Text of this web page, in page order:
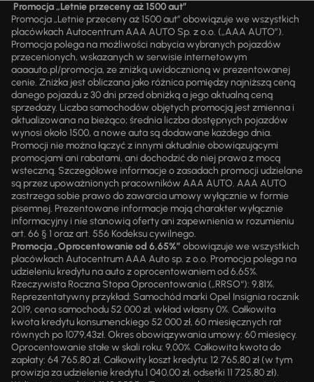
Promocja „Letnie przeceny aż 1500 aut”
Promocja „Letnie przeceny aż 1500 aut” obowiązuje we wszystkich
placówkach Autocentrum AAA AUTO Sp. z o.o. („AAA AUTO”).
Promocja polega na możliwości nabycia wybranych pojazdów
przecenionych, wskazanych w serwisie internetowym
aaaauto.pl/promocja, ze zniżką uwidocznioną w prezentowanej
cenie. Zniżka jest obliczana jako różnica pomiędzy najniższą ceną
danego pojazdu z 30 dni przed obniżką a jego aktualną ceną
sprzedaży. Liczba samochodów objętych promocją jest zmienna i
aktualizowana na bieżąco; średnia liczba dostępnych pojazdów
wynosi około 1500, a nowe auta są dodawane każdego dnia.
Promocji nie można łączyć z innymi aktualnie obowiązującymi
promocjami ani rabatami, ani dochodzić do niej prawa z mocą
wsteczną. Szczegółowe informacje o zasadach promocji udzielane
są przez upoważnionych pracowników AAA AUTO. AAA AUTO
zastrzega sobie prawo do zawarcia umowy wyłącznie w formie
pisemnej. Prezentowane informacje mają charakter wyłącznie
informacyjny i nie stanowią oferty ani zapewnienia w rozumieniu
art. 66 § 1 oraz art. 556 Kodeksu cywilnego.
Promocja „Oprocentowanie od 6,65%” obowiązuje we wszystkich
placówkach Autocentrum AAA Auto sp. z o.o. Promocja polega na
udzieleniu kredytu na auto z oprocentowaniem od 6,65%.
Rzeczywista Roczna Stopa Oprocentowania („RRSO“): 9,81%.
Reprezentatywny przykład: Samochód marki Opel Insignia rocznik
2019, cena samochodu 52 000 zł, wkład własny 0%. Całkowita
kwota kredytu konsumenckiego 52 000 zł, 60 miesięcznych rat
równych po 1079,43zł. Okres obowiązywania umowy: 60 miesięcy.
Oprocentowanie stałe w skali roku: 9,00%. Całkowita kwota do
zapłaty: 64 765,80 zł. Całkowity koszt kredytu: 12 765,80 zł (w tym
prowizja za udzielenie kredytu 1 040,00 zł, odsetki 11 725,80 zł).